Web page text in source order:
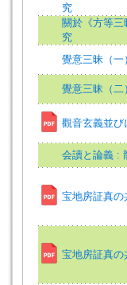
究
關於《方等
究
覺意三昧（
覺意三昧（
觀音玄義並び
会讀と論義 :
宝地房証真の
宝地房証真の